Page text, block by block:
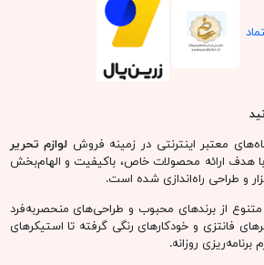
معتبر اینترنتی در زمینه فروش لوازم تحریر
هدف ارائه محصولات خاص، باکیفیت و الهام‌بخش
و طراحی راه‌اندازی شده است.
از برندهای محبوب و طراحی‌های منحصربه‌فرد
فانتزی و خودکارهای رنگی گرفته تا استیکرهای
برنامه‌ریزی روزانه.